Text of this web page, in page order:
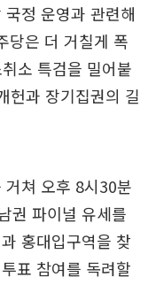
정 운영과 관련해
당은 더 거칠게 폭
소 특검을 밀어붙
헌과 장기집권의 길
쳐 오후 8시30분
권 파이널 유세를
홍대입구역을 찾
표 참여를 독려할